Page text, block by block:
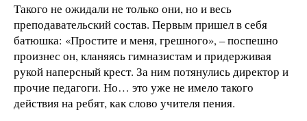
Такого не ожидали не только они, но и весь
преподавательский состав. Первым пришел в себя
батюшка: «Простите и меня, грешного», – поспешно
произнес он, кланяясь гимназистам и придерживая
рукой наперсный крест. За ним потянулись директор и
прочие педагоги. Но… это уже не имело такого
действия на ребят, как слово учителя пения.